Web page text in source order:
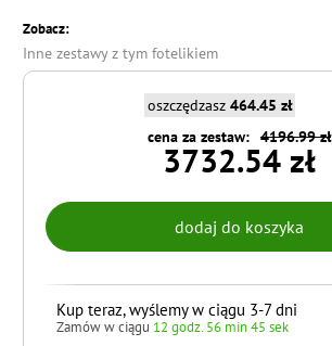
Zobacz:
Inne zestawy z tym fotelikiem
oszczędzasz 464.45 zł
4196.99 zł
cena za zestaw:
3732.54 zł
Kup teraz, wyślemy w ciągu 3-7 dni
Zamów w ciągu 12 godz. 56 min 43 sek